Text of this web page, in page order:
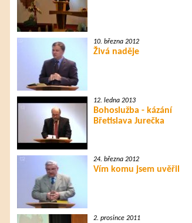
10. března 2012
Živá naděje
12. ledna 2013
Bohoslužba - kázání
Břetislava Jurečka
24. března 2012
Vím komu jsem uvěřil
2. prosince 2011